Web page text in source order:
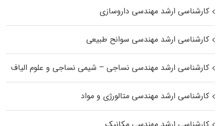
کارشناسی ارشد مهندسی داروسازی
کارشناسی ارشد مهندسی سوانح طبیعی
کارشناسی ارشد مهندسی نساجی – شیمی نساجی و علوم الیاف
کارشناسی ارشد مهندسی متالورژی و مواد